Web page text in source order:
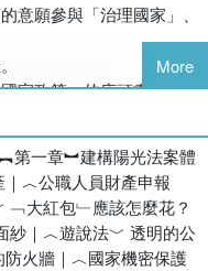
策所追求的方向與理想，
也將為後續經營者所遵
里、經濟發展突飛猛進
須領先時代，必須即時回
數人的福祉為目標。 如
代的意義，我們希望藉由
策的影響力，進而注意公
共政策，使公共政策的品
也希望這本書，能夠提供
意願參與「治理國家」、
家政策」的床頭書，以了
國教計畫、國際金融危機
、高鐵等交通建設、締造
、社會安全與校園掃黑、
More
第一章︼建構陽光法案體
︿公職人員財產申報
大紅包﹂應該怎麼花？
紗｜︿遊說法﹀ 透明的公
火牆｜︿國家機密保護